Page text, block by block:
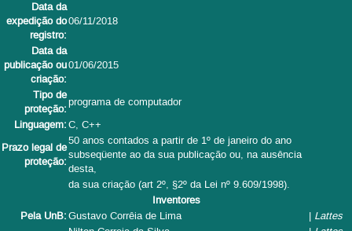
Data da
expedição do
registro:
06/11/2018
Data da
publicação ou
criação:
01/06/2015
Tipo de
proteção:
programa de computador
Linguagem:C, C++
Prazo legal de
proteção:
50 anos contados a partir de 1º de janeiro do ano
subseqüente ao da sua publicação ou, na ausência
desta,
da sua criação (art 2º, §2º da Lei nº 9.609/1998).
Inventores
Pela UnB:Gustavo Corrêia de Lima | Lattes